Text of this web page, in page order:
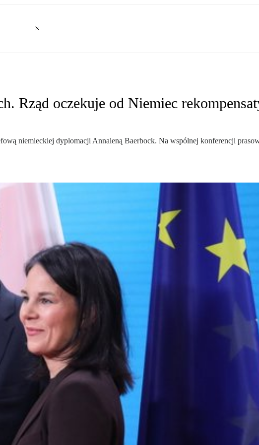
Rząd oczekuje od Niemiec
niemieckiej dyplomacji Annaleną Baerbock. Na wspólnej konferencji